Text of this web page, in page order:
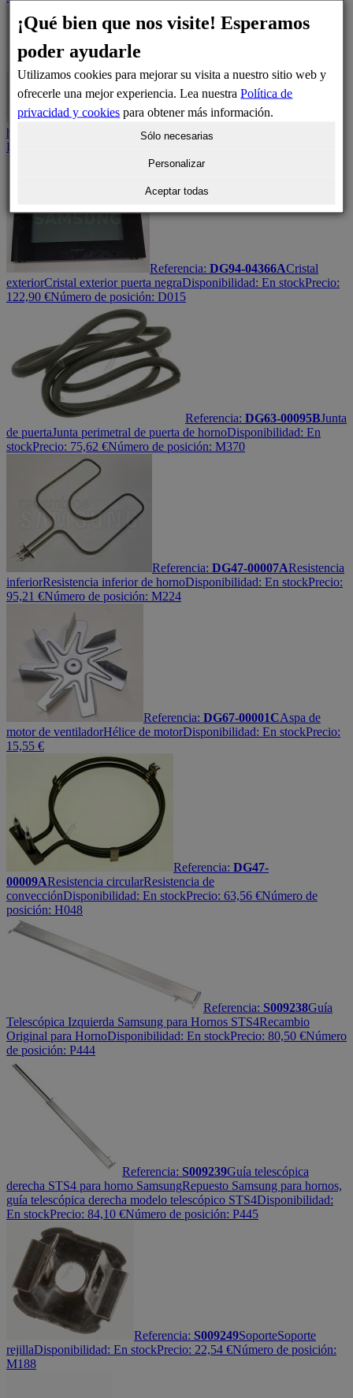
Referencia:DG94-00332ASoporte
horno
En stockPrecio:17,30
H130
Referencia: DG94-04366ACristal
exteriorCristal exterior puerta negraDisponibilidad: En stockPrecio:
122,90 €Número de posición: D015
Referencia: DG63-00095BJunta
de puertaJunta perimetral de puerta de hornoDisponibilidad: En
stockPrecio: 75,62 €Número de posición: M370
Referencia: DG47-00007AResistencia
inferiorResistencia inferior de hornoDisponibilidad: En stockPrecio:
95,21 €Número de posición: M224
Referencia: DG67-00001CAspa de
motor de ventiladorHélice de motorDisponibilidad: En stockPrecio:
15,55 €
Referencia: DG47-
00009AResistencia circularResistencia de
convecciónDisponibilidad: En stockPrecio: 63,56 €Número de
posición: H048
Referencia: S009238Guía
Telescópica Izquierda Samsung para Hornos STS4Recambio
Original para HornoDisponibilidad: En stockPrecio: 80,50 €Número
de posición: P444
Referencia: S009239Guía telescópica
derecha STS4 para horno SamsungRepuesto Samsung para hornos,
guía telescópica derecha modelo telescópico STS4Disponibilidad:
En stockPrecio: 84,10 €Número de posición: P445
Referencia: S009249SoporteSoporte
rejillaDisponibilidad: En stockPrecio: 22,54 €Número de posición:
M188
¡Qué bien que nos visite! Esperamos
poder ayudarle
Utilizamos cookies para mejorar su visita a nuestro sitio web y
ofrecerle una mejor experiencia. Lea nuestraPolítica de
privacidad y cookies para obtener más información.
Sólo necesarias
Personalizar
Aceptar todas